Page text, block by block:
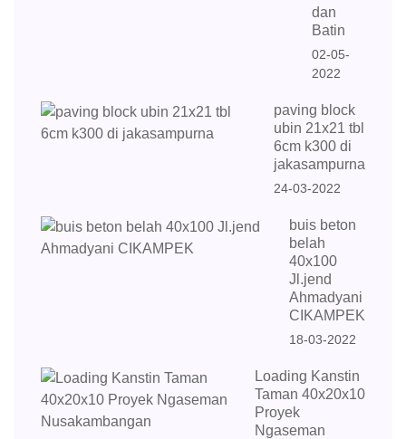
dan
Batin
02-05-
2022
paving block
ubin 21x21 tbl
6cm k300 di
jakasampurna
24-03-2022
buis beton
belah
40x100
Jl.jend
Ahmadyani
CIKAMPEK
18-03-2022
Loading Kanstin
Taman 40x20x10
Proyek
Ngaseman